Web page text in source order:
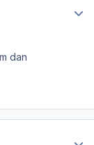
dan